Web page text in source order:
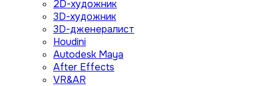
2D-художник
3D-художник
3D-дженералист
Houdini
Autodesk Maya
After Effects
VR&AR